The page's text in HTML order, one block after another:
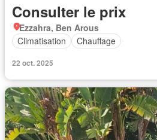
Consulter le prix
Ezzahra, Ben Arous
Climatisation
Chauffage
22 oct. 2025